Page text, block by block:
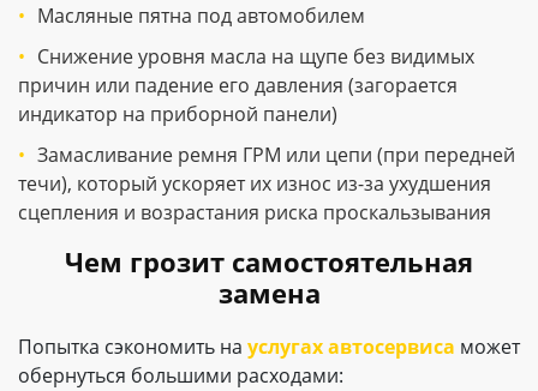
Масляные пятна под автомобилем
Снижение уровня масла на щупе без видимых
причин или падение его давления (загорается
индикатор на приборной панели)
Замасливание ремня ГРМ или цепи (при передней
течи), который ускоряет их износ из-за ухудшения
сцепления и возрастания риска проскальзывания
Чем грозит самостоятельная
замена
Попытка сэкономить на услугах автосервиса может
обернуться большими расходами: